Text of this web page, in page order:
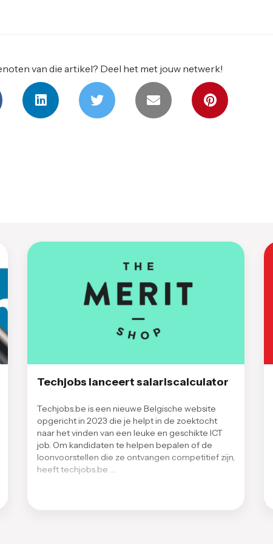
van die artikel? Deel het met jouw netwerk!
Techjobs lanceert salariscalculator
Techjobs.be is een nieuwe Belgische website
opgericht in 2023 die je helpt in de zoektocht
naar het vinden van een leuke en geschikte ICT
job. Om kandidaten te helpen bepalen of de
loonvoorstellen die ze ontvangen competitief zijn,
heeft techjobs.be …